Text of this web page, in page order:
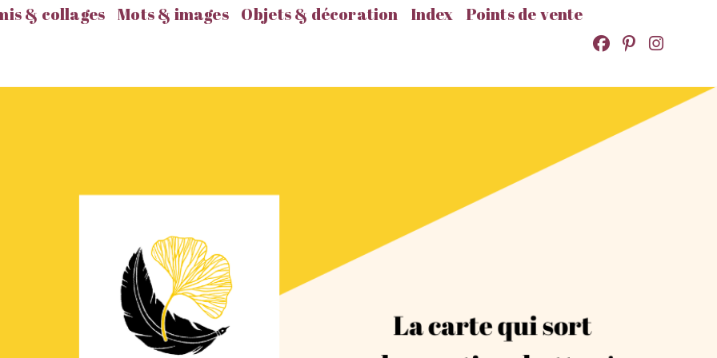
& collages Mots & images Objets & décoration Index
Points de vente